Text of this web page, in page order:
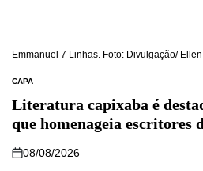
Emmanuel 7 Linhas. Foto: Divulgação/
CAPA
Literatura capixaba é
que homenageia escritores
08/08/2026